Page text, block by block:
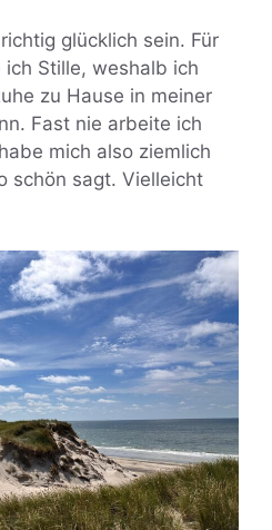
glücklich sein. Für
Stille, weshalb ich
zu Hause in meiner
Fast nie arbeite ich
mich also ziemlich
schön sagt. Vielleicht